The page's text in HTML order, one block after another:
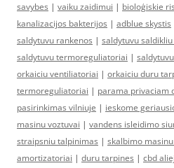
savybes | vaiku zaidimui | bioloģiskie
kanalizacijos bakterijos | adblue skystis
saldytuvu rankenos | saldytuvu
saldytuvu termoreguliatoriai |
orkaiciu ventiliatoriai | orkaiciu duru
termoreguliatoriai | parama privaciam
pasirinkimas vilniuje | ieskome
masinu voztuvai | vandens isleidimo
straipsniu talpinimas | skalbimo
amortizatoriai | duru tarpines | cbd